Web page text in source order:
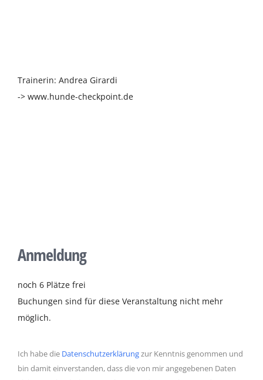
Trainerin: Andrea Girardi
-> www.hunde-checkpoint.de
Anmeldung
noch 6 Plätze frei
Buchungen sind für diese Veranstaltung nicht mehr
möglich.
Ich habe die Datenschutzerklärungzur Kenntnis genommen und
bin damit einverstanden, dass die von mir angegebenen Daten